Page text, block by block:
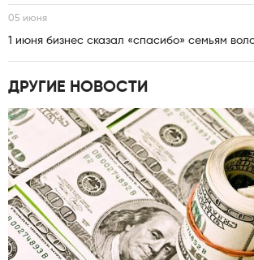
05 июня
1 июня бизнес сказал «спасибо» семьям
ДРУГИЕ НОВОСТИ